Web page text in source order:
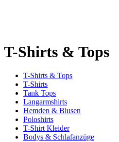
T-Shirts & Tops
T-Shirts & Tops
T-Shirts
Tank Tops
Langarmshirts
Hemden & Blusen
Poloshirts
T-Shirt Kleider
Bodys & Schlafanzüge